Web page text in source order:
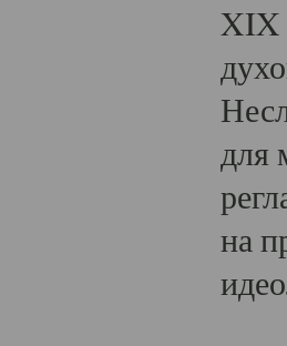
XIX
для
на